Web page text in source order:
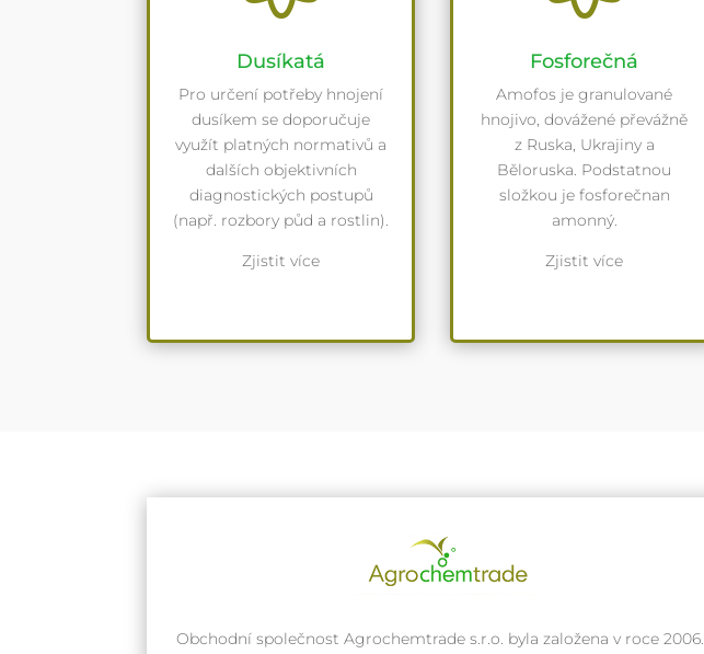
Dusíkatá
Pro určení potřeby hnojení
dusíkem se doporučuje
využít platných normativů a
dalších objektivních
diagnostických postupů
(např. rozbory půd a rostlin).
Zjistit více
Fosforečná
Amofos je granulované
hnojivo, dovážené převážně
z Ruska, Ukrajiny a
Běloruska. Podstatnou
složkou je fosforečnan
amonný.
Zjistit více
Obchodní společnost Agrochemtrade s.r.o. byla založena v roce 2006.